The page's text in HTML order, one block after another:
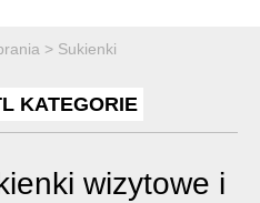
> Sukienki
KATEGORIE
wizytowe i